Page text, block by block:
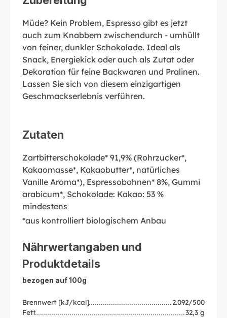
Müde? Kein Problem, Espresso gibt es jetzt
auch zum Knabbern zwischendurch - umhüllt
von feiner, dunkler Schokolade. Ideal als
Snack, Energiekick oder auch als Zutat oder
Dekoration für feine Backwaren und Pralinen.
Lassen Sie sich von diesem einzigartigen
Geschmackserlebnis verführen.
Zutaten
Zartbitterschokolade* 91,9% (Rohrzucker*,
Kakaomasse*, Kakaobutter*, natürliches
Vanille Aroma*), Espressobohnen* 8%, Gummi
arabicum*, Schokolade: Kakao: 53 %
mindestens
*aus kontrolliert biologischem Anbau
Nährwertangaben und
Produktdetails
bezogen auf 100g
Brennwert [kJ/kcal]
2.092/500
Fett
32,3 g